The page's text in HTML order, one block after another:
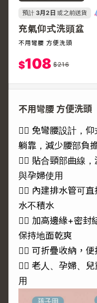
預計 3月2日 或之前送貨
充氣仰式洗頭盆
不用彎腰 方便洗頭
$108 $216
不用彎腰 方便洗頭
🙆‍♀️ 免彎腰設計，
躺靠，減少腰部負
🙆‍♀️ 貼合頸部曲線
與孕婦使用
🙆‍♀️ 內建排水管可
水不積水
🙆‍♀️ 加高邊緣+密封
保持地面乾爽
🙆‍♀️ 可折疊收納，
🙆‍♀️ 老人、孕婦、
用